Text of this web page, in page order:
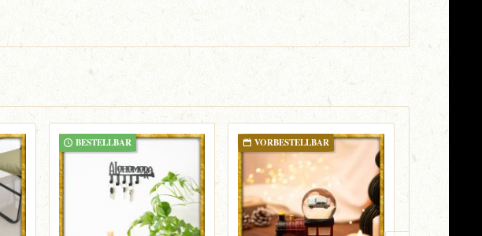
BESTELLBAR VORBESTELLBAR